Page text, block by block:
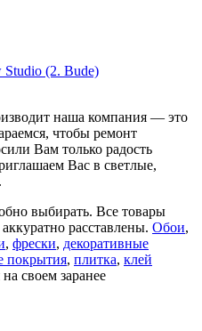
Studio (2. Bude)
наша компания — это
чтобы ремонт
Вам только радость
Вас в светлые,
выбирать. Все товары
расставлены. Обои,
, фрески, декоративные
покрытия, плитка, клей
своем заранее